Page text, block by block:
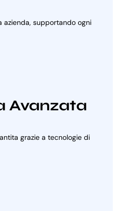
azienda, supportando ogni
Avanzata
grazie a tecnologie di